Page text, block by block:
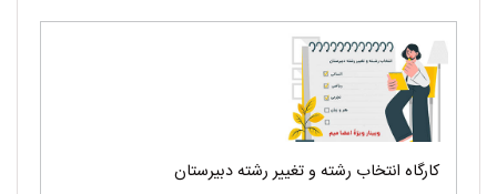
کارگاه انتخاب رشته و تغییر رشته دبیرستان